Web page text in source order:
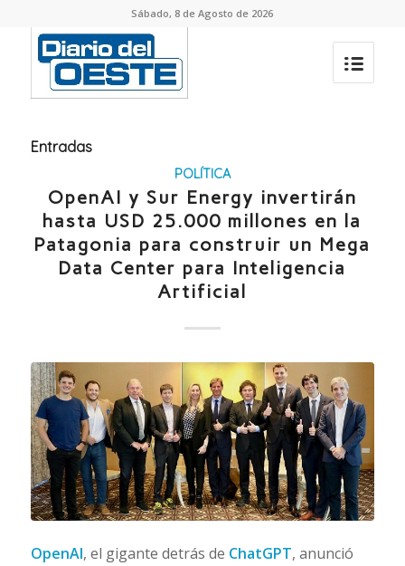
Sábado, 8 de Agosto de 2026
Entradas
POLÍTICA
OpenAI y Sur Energy invertirán
hasta USD 25.000 millones en la
Patagonia para construir un Mega
Data Center para Inteligencia
Artificial
OpenAI, el gigante detrás de ChatGPT, anunció